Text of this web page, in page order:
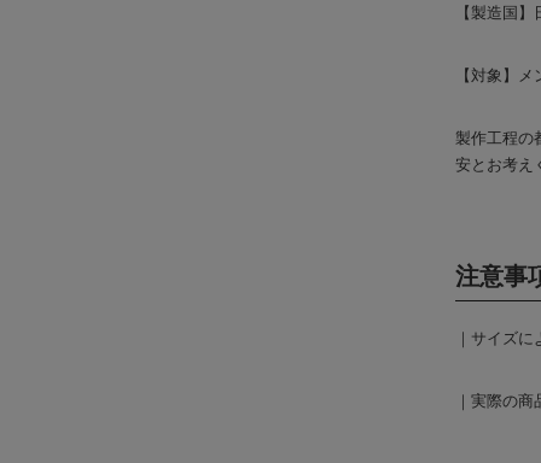
【製造国】
【対象】
製作工程の
安とお考え
注意事
｜サイズ
｜実際の